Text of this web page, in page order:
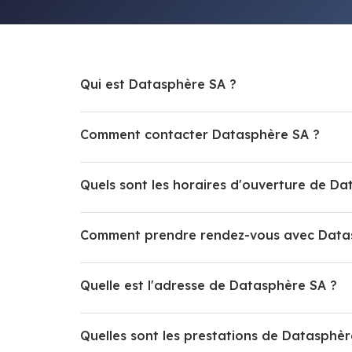
Qui est Datasphère SA ?
Comment contacter Datasphère SA ?
Quels sont les horaires d'ouverture de
Comment prendre rendez-vous avec
Quelle est l'adresse de Datasphère SA ?
Quelles sont les prestations de